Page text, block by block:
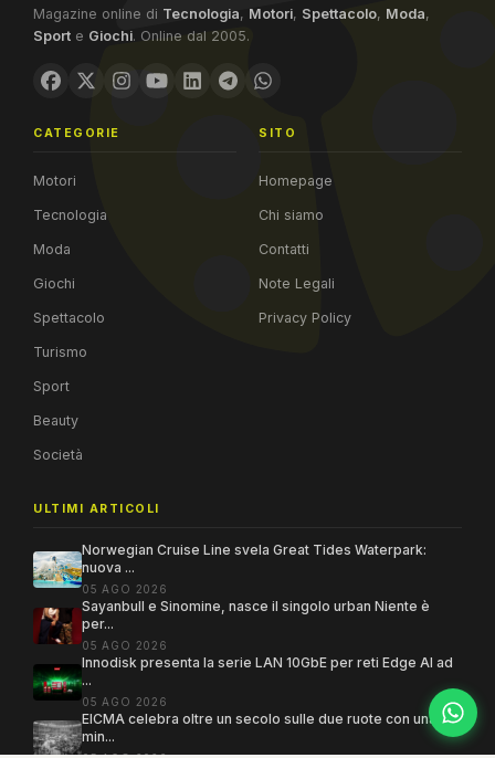
Magazine online di Tecnologia, Motori, Spettacolo, Moda,
Sport e Giochi. Online dal 2005.
CATEGORIE
Motori
Tecnologia
Moda
Giochi
Spettacolo
Turismo
Sport
Beauty
Società
SITO
Homepage
Chi siamo
Contatti
Note Legali
Privacy Policy
ULTIMI ARTICOLI
Norwegian Cruise Line svela Great Tides Waterpark:
nuova ...
05 AGO 2026
Sayanbull e Sinomine, nasce il singolo urban Niente è
per...
05 AGO 2026
Innodisk presenta la serie LAN 10GbE per reti Edge AI ad
...
05 AGO 2026
EICMA celebra oltre un secolo sulle due ruote con una
min...